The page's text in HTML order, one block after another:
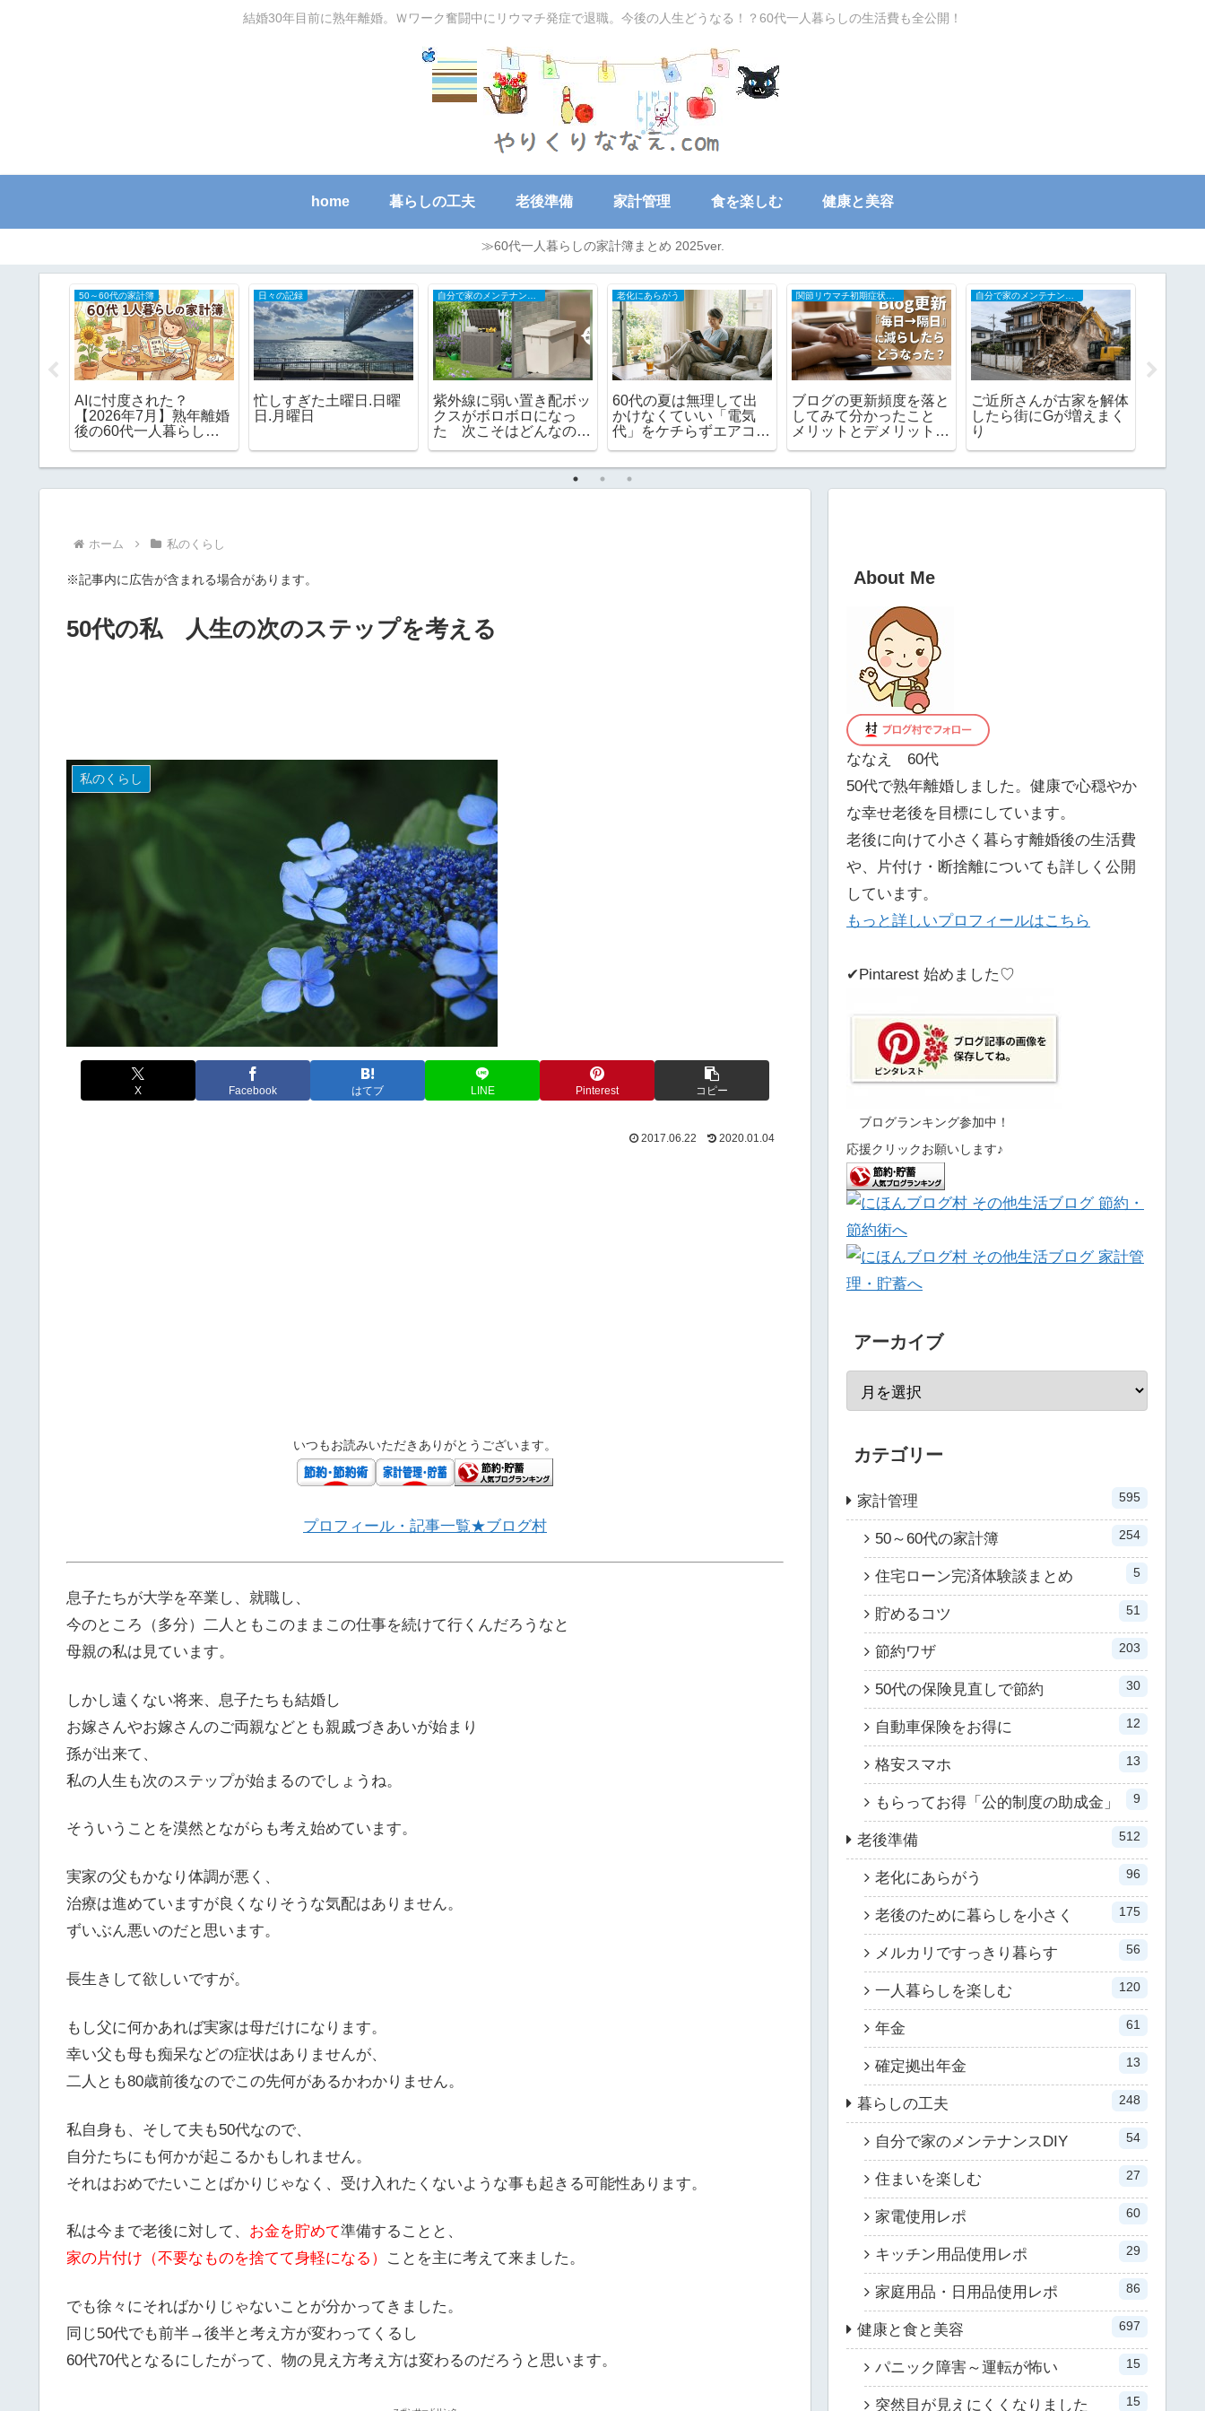
結婚30年目前に熟年離婚。Ｗワーク奮闘中にリウマチ発症で退職。今後の人生どうなる！？60代一人暮らしの生活費も全公開！
home 暮らしの工夫 老後準備 家計管理 食を楽しむ 健康と美容
≫60代一人暮らしの家計簿まとめ 2025ver.
50～60代の家計簿
AIに忖度された？
【2026年7月】熟年離婚
後の60代一人暮らしの
日々の記録
忙しすぎた土曜日.日曜
日.月曜日
自分で家のメンテナンスDIY
紫外線に弱い置き配ボッ
クスがボロボロになっ
た 次こそはどんなのに
老化にあらがう
60代の夏は無理して出
かけなくていい「電気
代」をケチらずエアコン
関節リウマチ初期症状と治療の全記録
ブログの更新頻度を落と
してみて分かったこと
メリットとデメリット
自分で家のメンテナンスDIY
ご近所さんが古家を解体
したら街にGが増えまく
り
ホーム 私のくらし
※記事内に広告が含まれる場合があります。
50代の私 人生の次のステップを考える
私のくらし
X Facebook はてブ LINE Pinterest コピー
2017.06.22 2020.01.04
いつもお読みいただきありがとうございます。
プロフィール・記事一覧★ブログ村
息子たちが大学を卒業し、就職し、
今のところ（多分）二人ともこのままこの仕事を続けて行くんだろうなと
母親の私は見ています。
しかし遠くない将来、息子たちも結婚し
お嫁さんやお嫁さんのご両親などとも親戚づきあいが始まり
孫が出来て、
私の人生も次のステップが始まるのでしょうね。
そういうことを漠然とながらも考え始めています。
実家の父もかなり体調が悪く、
治療は進めていますが良くなりそうな気配はありません。
ずいぶん悪いのだと思います。
長生きして欲しいですが。
もし父に何かあれば実家は母だけになります。
幸い父も母も痴呆などの症状はありませんが、
二人とも80歳前後なのでこの先何があるかわかりません。
私自身も、そして夫も50代なので、
自分たちにも何かが起こるかもしれません。
それはおめでたいことばかりじゃなく、受け入れたくないような事も起きる可能性あります。
私は今まで老後に対して、 お金を貯めて準備することと、
家の片付け（不要なものを捨てて身軽になる）
ことを主に考えて来ました。
でも徐々にそればかりじゃないことが分かってきました。
同じ50代でも前半→後半と考え方が変わってくるし
60代70代となるにしたがって、物の見え方考え方は変わるのだろうと思います。
About Me
ななえ 60代
50代で熟年離婚しました。健康で心穏やか
な幸せ老後を目標にしています。
老後に向けて小さく暮らす離婚後の生活費
や、片付け・断捨離についても詳しく公開
しています。
もっと詳しいプロフィールはこちら
✔Pintarest 始めました♡
ブログランキング参加中！
応援クリックお願いします♪
アーカイブ
カテゴリー
家計管理 595
50～60代の家計簿 254
住宅ローン完済体験談まとめ 5
貯めるコツ 51
節約ワザ 203
50代の保険見直しで節約 30
自動車保険をお得に 12
格安スマホ 13
もらってお得「公的制度の助成金」 9
老後準備 512
老化にあらがう 96
老後のために暮らしを小さく 175
メルカリですっきり暮らす 56
一人暮らしを楽しむ 120
年金 61
確定拠出年金 13
暮らしの工夫 248
自分で家のメンテナンスDIY 54
住まいを楽しむ 27
家電使用レポ 60
キッチン用品使用レポ 29
家庭用品・日用品使用レポ 86
健康と食と美容 697
パニック障害～運転が怖い 15
突然目が見えにくくなりました 15